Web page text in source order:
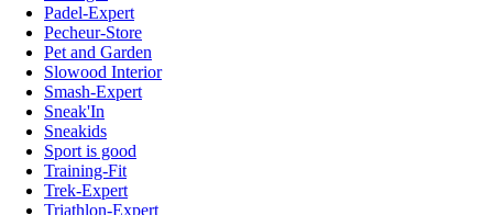
Padel-Expert
Pecheur-Store
Pet and Garden
Slowood Interior
Smash-Expert
Sneak'In
Sneakids
Sport is good
Training-Fit
Trek-Expert
Triathlon-Expert